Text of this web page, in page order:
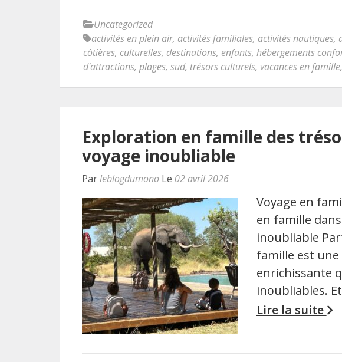
Uncategorized
activités en plein air, activités familiales, activités nautiques,
côtières, culturelles, destinations, enfants, hébergements
d'attractions, plages, sud, trésors culturels, vacances en famille,
Exploration en famille des
voyage inoubliable
Parleblogdumono Le 02 avril 2026
Voyage en
en famille
inoubliable
famille est une
enrichissante
inoubliables.
Lire la suite